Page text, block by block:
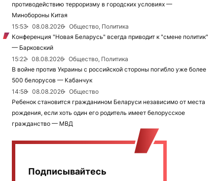
противодействию терроризму в городских условиях —
Минобороны Китая
15:53
08.08.2026
Общество, Политика
Конференция "Новая Беларусь" всегда приводит к "смене политик"
— Барковский
15:22
08.08.2026
Общество, Политика
В войне против Украины с российской стороны погибло уже более
500 белорусов — Кабанчук
14:58
08.08.2026
Общество
Ребенок становится гражданином Беларуси независимо от места
рождения, если хоть один его родитель имеет белорусское
гражданство — МВД
Подписывайтесь